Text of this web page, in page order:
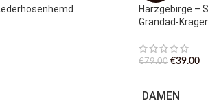
Harzgebirge –
Grandad-
€79.00 €39.00
DAMEN